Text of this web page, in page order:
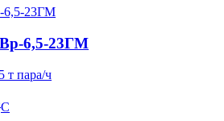
6,5-23ГМ
т пара/ч
С